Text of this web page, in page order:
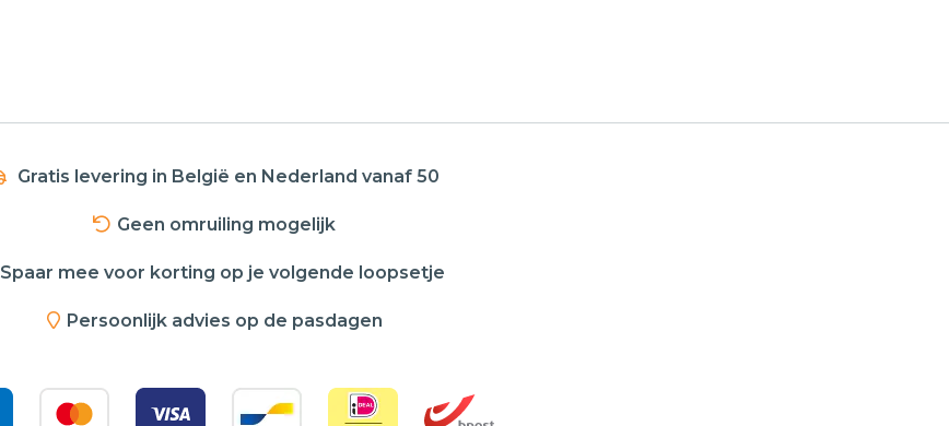
Gratis levering in België en Nederland vanaf 50
Geen omruiling mogelijk
Spaar mee voor korting op je volgende loopsetje
Persoonlijk advies op de pasdagen